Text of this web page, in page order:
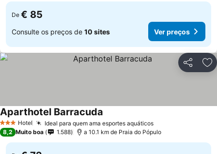
De € 85
Consulte os preços de 10 sites Ver preços
Partilhar
3 EstrelasHotel Ideal para quem ama esportes aquáticos
Aparthotel Barracuda
8,2 Muito boa 1.588 a 10.1 km de Praia do Pópulo